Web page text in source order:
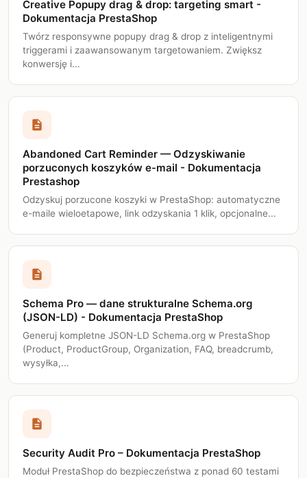
Creative Popupy drag & drop: targeting smart -
Dokumentacja PrestaShop
Twórz responsywne popupy drag & drop z inteligentnymi
triggerami i zaawansowanym targetowaniem. Zwiększ
konwersję i...
description
Abandoned Cart Reminder — Odzyskiwanie
porzuconych koszyków e-mail - Dokumentacja
Prestashop
Odzyskuj porzucone koszyki w PrestaShop: automatyczne
e-maile wieloetapowe, link odzyskania 1 klik, opcjonalne...
description
Schema Pro — dane strukturalne Schema.org
(JSON-LD) - Dokumentacja PrestaShop
Generuj kompletne JSON-LD Schema.org w PrestaShop
(Product, ProductGroup, Organization, FAQ, breadcrumb,
wysyłka,...
description
Security Audit Pro – Dokumentacja PrestaShop
Moduł PrestaShop do bezpieczeństwa z ponad 60 testami